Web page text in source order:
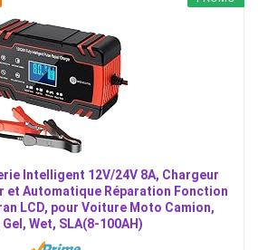
Intelligent 12V/24V 8A, Chargeur
et Automatique Réparation Fonction
LCD, pour Voiture Moto Camion,
Gel, Wet, SLA(8-100AH)